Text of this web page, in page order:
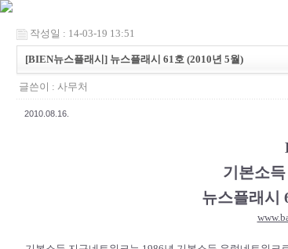
작성일 : 14-03-19 13:51
[BIEN뉴스플래시] 뉴스플래시 61호 (2010년 5월)
글쓴이 : 사무처
2010.08.16.
기본소
뉴스플래시